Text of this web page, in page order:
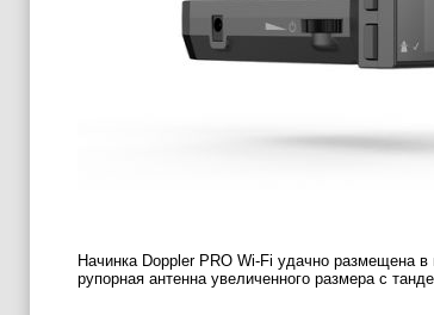
Начинка Doppler PRO Wi-Fi удачно размещена
рупорная антенна увеличенного размера с